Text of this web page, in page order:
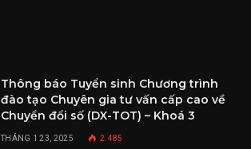
Thông báo Tuyển sinh Chương trình
đào tạo Chuyên gia tư vấn cấp cao về
Chuyển đổi số (DX-TOT) – Khoá 3
THÁNG 1 23, 2025 2.485